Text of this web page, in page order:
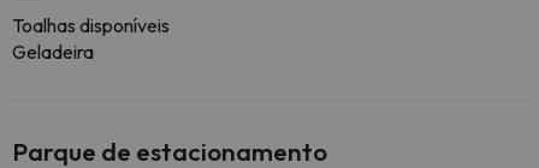
Toalhas disponíveis
Geladeira
Parque de estacionamento